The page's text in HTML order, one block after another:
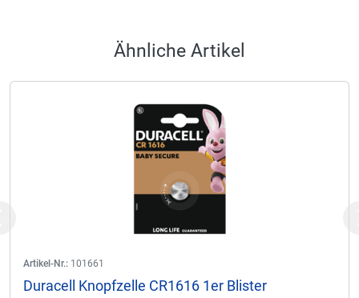
Ähnliche Artikel
Artikel-Nr.: 101661
Duracell Knopfzelle CR1616 1er Blister